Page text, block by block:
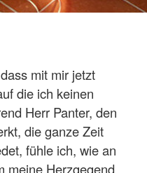
mit mir jetzt
die ich keinen
Herr Panter, den
die ganze Zeit
fühle ich, wie an
meine Herzgegend